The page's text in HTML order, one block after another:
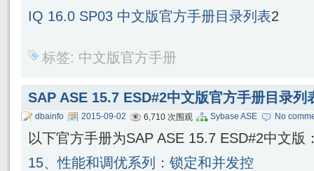
IQ 16.0 SP03 中文版官方手册目录列表2
标签: 中文版官方手册
SAP ASE 15.7 ESD#2中文版官方手册目录列
dbainfo 2015-09-02 6,710 次围观 Sybase ASE No
以下官方手册为SAP ASE 15.7 ESD#2中文版
15、性能和调优系列：锁定和并发控